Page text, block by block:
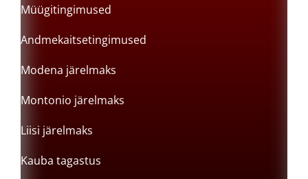
Müügitingimused
Andmekaitsetingimused
Modena järelmaks
Montonio järelmaks
Liisi järelmaks
Kauba tagastus